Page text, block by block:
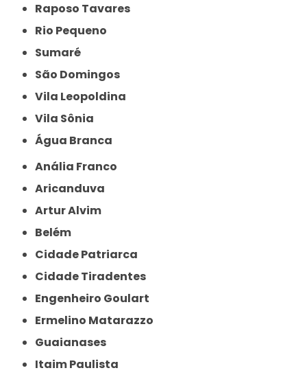
Raposo Tavares
Rio Pequeno
Sumaré
São Domingos
Vila Leopoldina
Vila Sônia
Água Branca
Anália Franco
Aricanduva
Artur Alvim
Belém
Cidade Patriarca
Cidade Tiradentes
Engenheiro Goulart
Ermelino Matarazzo
Guaianases
Itaim Paulista